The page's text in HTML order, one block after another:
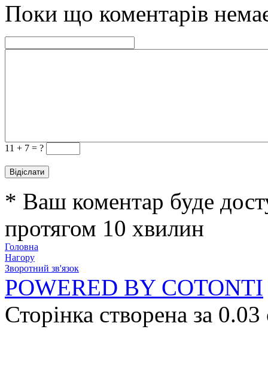
Поки що коментарів
11 + 7 = ?
* Ваш коментар буде
протягом 10 хвилин
Головна
Нагору
Зворотний зв'язок
POWERED BY COTONTI
Сторінка створена за